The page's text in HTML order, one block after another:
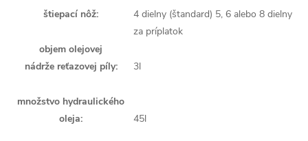
štiepací nôž:
4 dielny (štandard) 5, 6 alebo 8 dielny
za príplatok
objem olejovej
nádrže reťazovej píly:
3l
množstvo hydraulického
oleja:
45l